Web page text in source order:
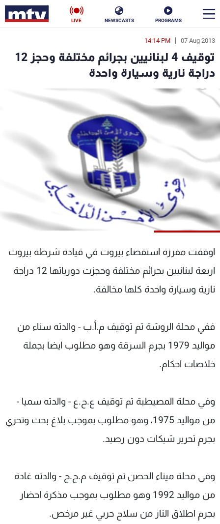
PROGRAMS
NEWSCASTS
LIVE
07 Aug 2013
14:14 PM
توقيف 4 لبنانيين بجرائم مختلفة وحجز 12
دراجة نارية وسيارة واحدة
اوقفت مفرزة استقصاء بيروت في قيادة شرطة بيروت
اربعة لبنانيين بجرائم مختلفة وحجزت دورياتها 12 دراجة
نارية وسيارة واحدة كلها مخالفة.
ففي محلة الروشة تم توقيف م.أ.ب - والدته سناء من
مواليد 1979 بجرم السرقة وهو مطلوب ايضا بجملة
خلاصات احكام.
وفي محلة المصيطبة تم توقيف ع.ح.ع - والدته سميا -
من مواليد 1975، وهو مطلوب بموجب بلاغ بحث وتحري
بجرم تحرير شيكات دون رصيد.
وفي محلة ميناء الحصن تم توقيف م.ح.ح - والدته غادة
من مواليد 1992 وهو مطلوب بموجب مذكرة احضار
بجرم اطلاق النار من سلاح حربي غير مرخص.
en
الأخبار
سياسة
إقتصاد فن
منوعات رياضة
كأس العالم
جدول البرامج
شاهد البرامج
عن MTV
الإنـتـاج
لاعلاناتكم
وظائف
تواصل معنا